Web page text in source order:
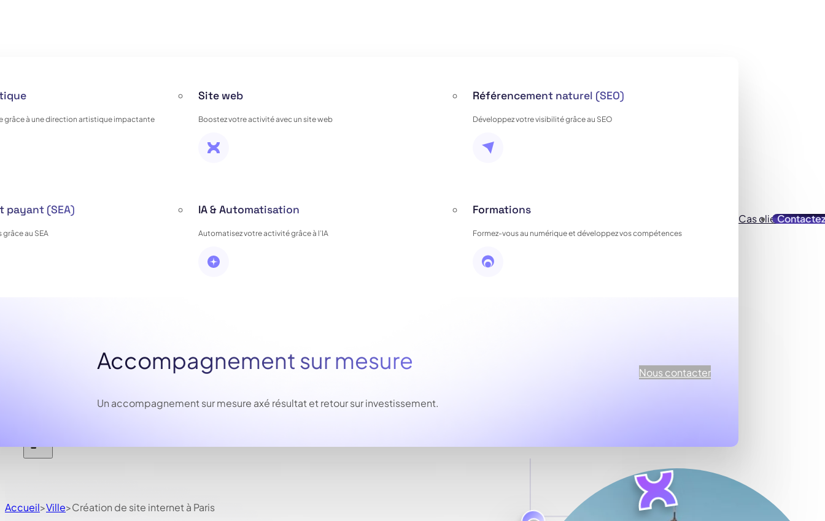
grâce à une direction artistique impactante
Site web
Boostez votre activité avec un site web
Référencement naturel (SEO)
Développez votre visibilité grâce au SEO
payant (SEA)
au SEA
IA & Automatisation
Automatisez votre activité grâce à l’IA
Formations
Formez-vous au numérique et développez vos compétences
Accompagnement sur mesure
Un accompagnement sur mesure axé résultat et retour sur investissement.
Nous contacter
Cas clients
Accueil Ville Création de site internet à Paris